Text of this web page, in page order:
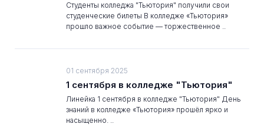
Студенты колледжа "Тьютория" получили свои
студенческие билеты В колледже «Тьютория»
прошло важное событие — торжественное ..
01 сентября 2025
1 сентября в колледже "Тьютория"
Линейка 1 сентября в колледже "Тьютория" День
знаний в колледже «Тьютория» прошёл ярко и
насыщенно. ..